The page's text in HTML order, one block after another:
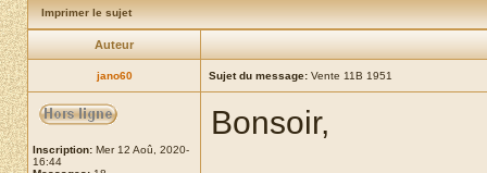
Imprimer le sujet
Auteur
jano60 Sujet du message: Vente 11B 1951
Inscription: Mer 12 Aoû, 2020-
16:44
Bonsoir,